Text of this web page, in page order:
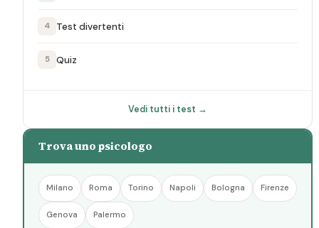
4 Test divertenti
5 Quiz
Vedi tutti i test →
Trova uno psicologo
Milano Roma Torino Napoli Bologna Firenze
Genova Palermo